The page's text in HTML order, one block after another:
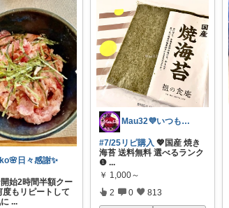
日々感謝✨
始2時間半額クー
度もリピートして
...
Mau32💜いつも有難うございます😊
#7/25リピ購入 💖国産 焼き
海苔 送料無料 選べるランク
❶ ...
￥ 1,000～
2 0 813